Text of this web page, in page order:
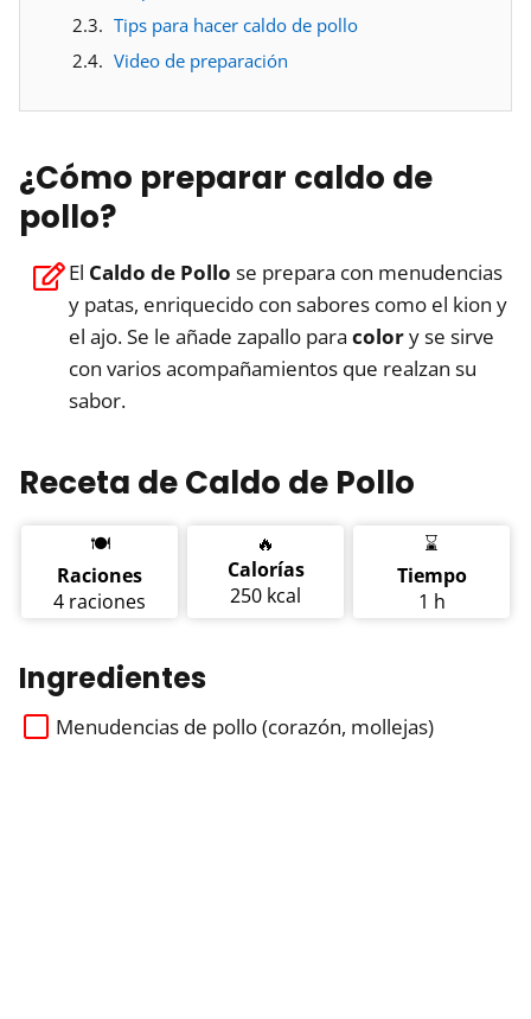
Tips para hacer caldo de pollo
Video de preparación
¿Cómo preparar caldo de
pollo?
El Caldo de Pollo se prepara con menudencias
y patas, enriquecido con sabores como el kion y
el ajo. Se le añade zapallo para colory se sirve
con varios acompañamientos que realzan su
sabor.
Receta de Caldo de Pollo
🍽️
Raciones
4 raciones
🔥
Calorías
250 kcal
⌛
Tiempo
1 h
Ingredientes
Menudencias de pollo (corazón, mollejas)